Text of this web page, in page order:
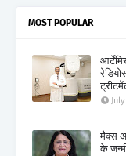
MOST POPULAR
मैक्स
के